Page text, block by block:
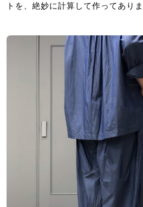
トを、絶妙に計算して作ってありま